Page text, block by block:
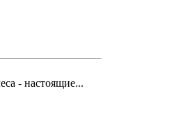
- настоящие...